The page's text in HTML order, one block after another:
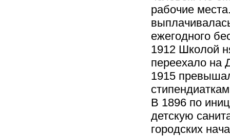
рабочие
ежегодного
1912 Школой
переехало на
1915
В 1896 по
детскую
городских